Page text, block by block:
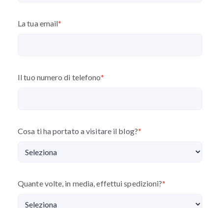
La tua email*
Il tuo numero di telefono*
Cosa ti ha portato a visitare il blog?*
Quante volte, in media, effettui spedizioni?*